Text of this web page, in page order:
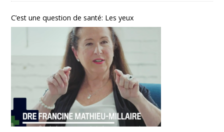
C’est une question de santé: Les yeux